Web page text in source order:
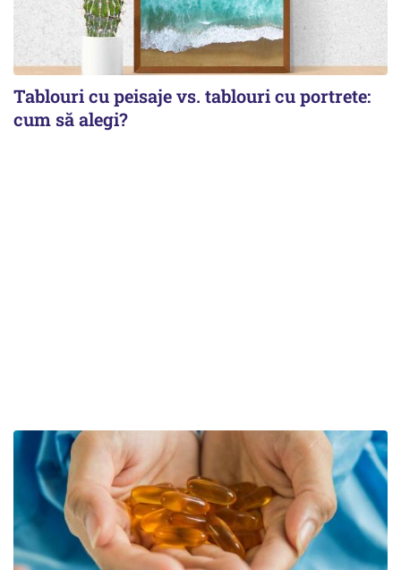
Tablouri cu peisaje vs. tablouri cu portrete:
cum să alegi?